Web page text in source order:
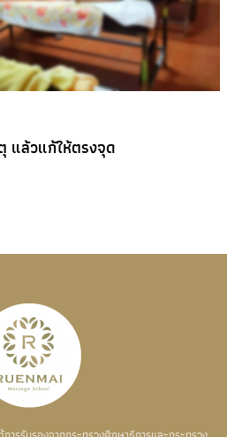
แล้วแก้ให้ตรงจุด